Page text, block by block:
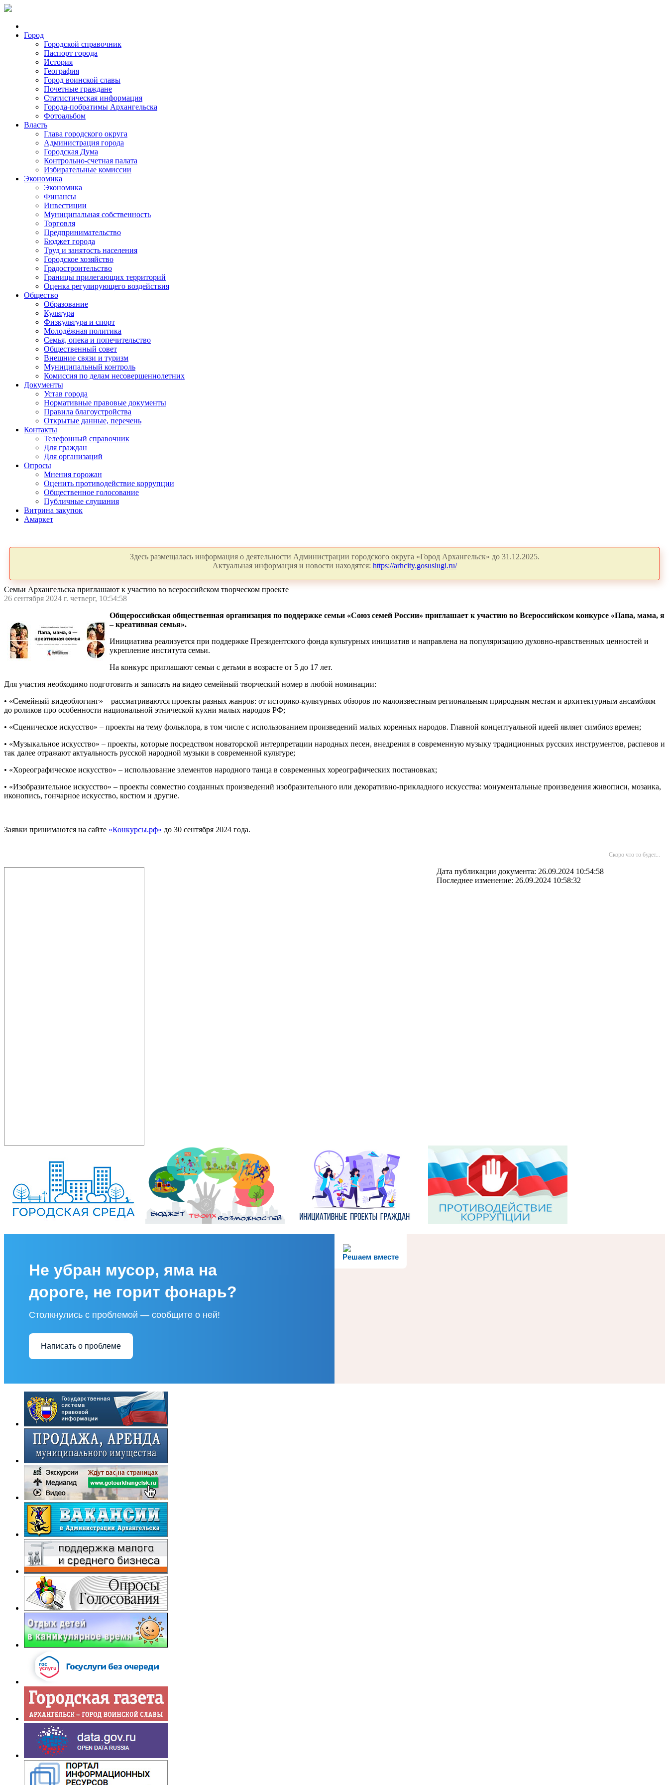
Город
Городской справочник
Паспорт города
История
География
Город воинской славы
Почетные граждане
Статистическая информация
Города-побратимы Архангельска
Фотоальбом
Власть
Глава городского округа
Администрация города
Городская Дума
Контрольно-счетная палата
Избирательные комиссии
Экономика
Экономика
Финансы
Инвестиции
Муниципальная собственность
Торговля
Предпринимательство
Бюджет города
Труд и занятость населения
Городское хозяйство
Градостроительство
Границы прилегающих территорий
Оценка регулирующего воздействия
Общество
Образование
Культура
Физкультура и спорт
Молодёжная политика
Семья, опека и попечительство
Общественный совет
Внешние связи и туризм
Муниципальный контроль
Комиссия по делам несовершеннолетних
Документы
Устав города
Нормативные правовые документы
Правила благоустройства
Открытые данные, перечень
Контакты
Телефонный справочник
Для граждан
Для организаций
Опросы
Мнения горожан
Оценить противодействие коррупции
Общественное голосование
Публичные слушания
Витрина закупок
Амаркет
Здесь размещалась информация о деятельности Администрации городского округа «Город Архангельск» до 31.12.2025.
Актуальная информация и новости находятся: https://arhcity.gosuslugi.ru/
Семьи Архангельска приглашают к участию во всероссийском творческом проекте
26 сентября 2024 г. четверг, 10:54:58
Общероссийская общественная организация по поддержке семьи «Союз семей России» приглашает к участию во Всероссийском конкурсе «Папа, мама, я
– креативная семья».
Инициатива реализуется при поддержке Президентского фонда культурных инициатив и направлена на популяризацию духовно-нравственных ценностей и
укрепление института семьи.
На конкурс приглашают семьи с детьми в возрасте от 5 до 17 лет.
Для участия необходимо подготовить и записать на видео семейный творческий номер в любой номинации:
• «Семейный видеоблогинг» – рассматриваются проекты разных жанров: от историко-культурных обзоров по малоизвестным региональным природным местам и архитектурным ансамблям
до роликов про особенности национальной этнической кухни малых народов РФ;
• «Сценическое искусство» – проекты на тему фольклора, в том числе с использованием произведений малых коренных народов. Главной концептуальной идеей являет симбиоз времен;
• «Музыкальное искусство» – проекты, которые посредством новаторской интерпретации народных песен, внедрения в современную музыку традиционных русских инструментов, распевов и
так далее отражают актуальность русской народной музыки в современной культуре;
• «Хореографическое искусство» – использование элементов народного танца в современных хореографических постановках;
• «Изобразительное искусство» – проекты совместно созданных произведений изобразительного или декоративно-прикладного искусства: монументальные произведения живописи, мозаика,
иконопись, гончарное искусство, костюм и другие.
Заявки принимаются на сайте «Конкурсы.рф» до 30 сентября 2024 года.
Скоро что то будет...
Дата публикации документа: 26.09.2024 10:54:58
Последнее изменение: 26.09.2024 10:58:32
Решаем вместе
Не убран мусор, яма на
дороге, не горит фонарь?
Столкнулись с проблемой — сообщите о ней!
Написать о проблеме